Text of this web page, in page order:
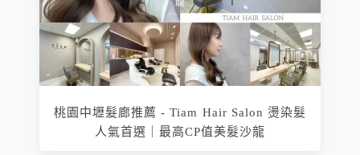
桃園中壢髮廊推薦 - Tiam Hair Salon 燙染髮
人氣首選｜最高CP值美髮沙龍